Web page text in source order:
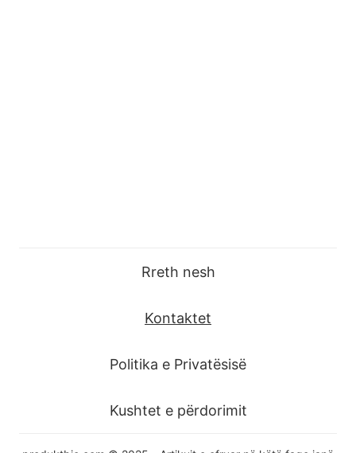
Rreth nesh
Kontaktet
Politika e Privatësisë
Kushtet e përdorimit